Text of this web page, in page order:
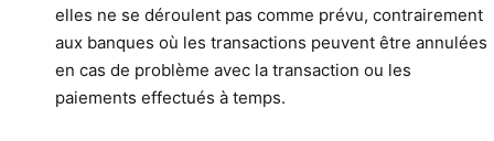
elles ne se déroulent pas comme prévu, contrairement
aux banques où les transactions peuvent être annulées
en cas de problème avec la transaction ou les
paiements effectués à temps.